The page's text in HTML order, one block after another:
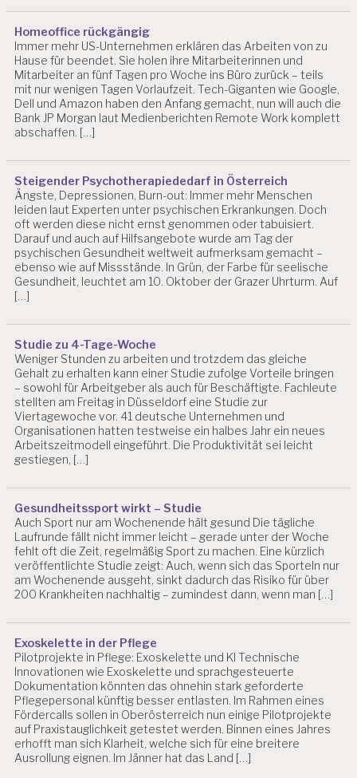
A
S
T
U
N
G
E
N
E
T
R
IE
B
LI
C
H
E
S
U
N
D
H
EI
T
S
F
Ö
E
R
U
N
G
D
H
R
IS
T
I
A
N
B
LI
Homeoffice rückgängig
Immer mehr US-Unternehmen erklären das Arbeiten von zu
Hause für beendet. Sie holen ihre Mitarbeiterinnen und
Mitarbeiter an fünf Tagen pro Woche ins Büro zurück – teils
mit nur wenigen Tagen Vorlaufzeit. Tech-Giganten wie Google,
Dell und Amazon haben den Anfang gemacht, nun will auch die
Bank JP Morgan laut Medienberichten Remote Work komplett
abschaffen. […]
Steigender Psychotherapiededarf in Österreich
Ängste, Depressionen, Burn-out: Immer mehr Menschen
leiden laut Experten unter psychischen Erkrankungen. Doch
oft werden diese nicht ernst genommen oder tabuisiert.
Darauf und auch auf Hilfsangebote wurde am Tag der
psychischen Gesundheit weltweit aufmerksam gemacht –
ebenso wie auf Missstände. In Grün, der Farbe für seelische
Gesundheit, leuchtet am 10. Oktober der Grazer Uhrturm. Auf
[…]
Studie zu 4-Tage-Woche
Weniger Stunden zu arbeiten und trotzdem das gleiche
Gehalt zu erhalten kann einer Studie zufolge Vorteile bringen
– sowohl für Arbeitgeber als auch für Beschäftigte. Fachleute
stellten am Freitag in Düsseldorf eine Studie zur
Viertagewoche vor. 41 deutsche Unternehmen und
Organisationen hatten testweise ein halbes Jahr ein neues
Arbeitszeitmodell eingeführt. Die Produktivität sei leicht
gestiegen, […]
Gesundheitssport wirkt – Studie
Auch Sport nur am Wochenende hält gesund Die tägliche
Laufrunde fällt nicht immer leicht – gerade unter der Woche
fehlt oft die Zeit, regelmäßig Sport zu machen. Eine kürzlich
veröffentlichte Studie zeigt: Auch, wenn sich das Sporteln nur
am Wochenende ausgeht, sinkt dadurch das Risiko für über
200 Krankheiten nachhaltig – zumindest dann, wenn man […]
Exoskelette in der Pflege
Pilotprojekte in Pflege: Exoskelette und KI Technische
Innovationen wie Exoskelette und sprachgesteuerte
Dokumentation könnten das ohnehin stark geforderte
Pflegepersonal künftig besser entlasten. Im Rahmen eines
Fördercalls sollen in Oberösterreich nun einige Pilotprojekte
auf Praxistauglichkeit getestet werden. Binnen eines Jahres
erhofft man sich Klarheit, welche sich für eine breitere
Ausrollung eignen. Im Jänner hat das Land […]